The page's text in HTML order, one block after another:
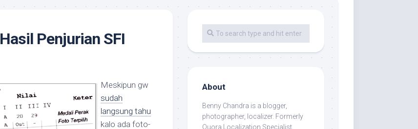
Penjurian SFI
Meskipun gw
sudah
langsung tahu
kalo ada foto-
About
Benny Chandra is a blogger,
photographer, localizer. Formerly
Quora Localization Specialist,